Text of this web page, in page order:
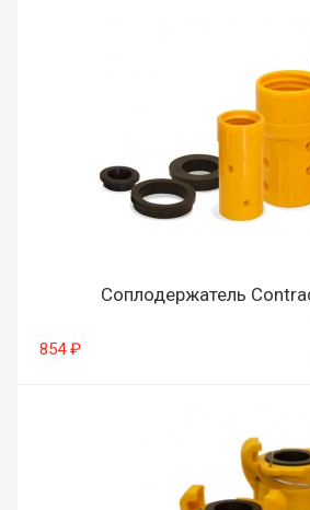
Соплодержатель
854 ₽